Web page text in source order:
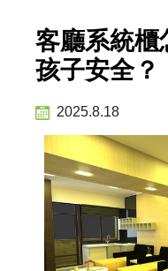
客廳系統櫃
孩子安全？
2025.8.18